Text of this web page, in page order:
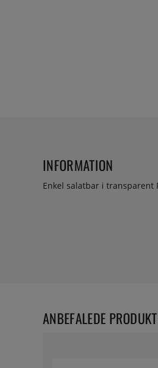
INFORMATION
Enkel salatbar i transparent
ANBEFALEDE